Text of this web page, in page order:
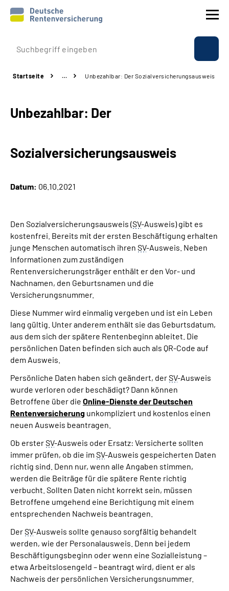
Prävention
Rente
Online-Services
Suche
Language
Inhalte in Gebärdensprache (DGS)
Leichte Sprache
Mein Kundenportal
Startseite … Unbezahlbar: Der Sozialversicherungsausweis
Unbezahlbar: Der
Sozialversicherungsausweis
Datum: 06.10.2021
Den Sozialversicherungsausweis (SV-Ausweis) gibt es
kostenfrei. Bereits mit der ersten Beschäftigung erhalten
junge Menschen automatisch ihren SV-Ausweis. Neben
Informationen zum zuständigen
Rentenversicherungsträger enthält er den Vor- und
Nachnamen, den Geburtsnamen und die
Versicherungsnummer.
Diese Nummer wird einmalig vergeben und ist ein Leben
lang gültig. Unter anderem enthält sie das Geburtsdatum,
aus dem sich der spätere Rentenbeginn ableitet. Die
persönlichen Daten befinden sich auch als QR-Code auf
dem Ausweis.
Persönliche Daten haben sich geändert, derSV-Ausweis
wurde verloren oder beschädigt? Dann können
Betroffene über die Online-Dienste der Deutschen
Rentenversicherung unkompliziert und kostenlos einen
neuen Ausweis beantragen.
Ob ersterSV-Ausweis oder Ersatz: Versicherte sollten
immer prüfen, ob die im SV-Ausweis gespeicherten Daten
richtig sind. Denn nur, wenn alle Angaben stimmen,
werden die Beiträge für die spätere Rente richtig
verbucht. Sollten Daten nicht korrekt sein, müssen
Betroffene umgehend eine Berichtigung mit einem
entsprechenden Nachweis beantragen.
DerSV-Ausweis sollte genauso sorgfältig behandelt
werden, wie der Personalausweis. Denn bei jedem
Beschäftigungsbeginn oder wenn eine Sozialleistung –
etwa Arbeitslosengeld – beantragt wird, dient er als
Nachweis der persönlichen Versicherungsnummer.